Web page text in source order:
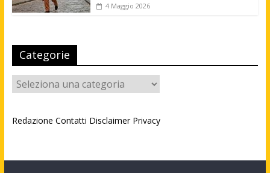
4 Maggio 2026
Categorie
Categorie
Redazione Contatti Disclaimer Privacy